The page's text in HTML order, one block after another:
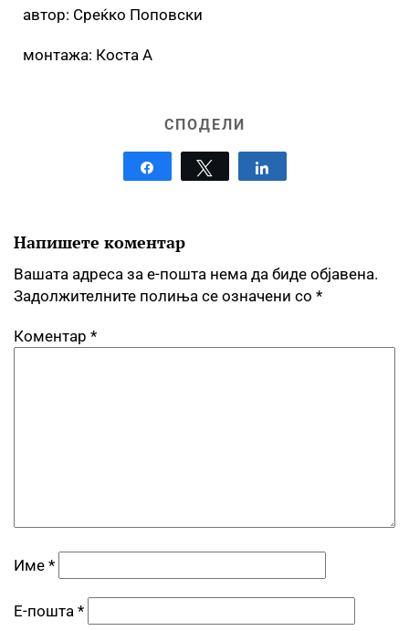
автор: Среќко Поповски
монтажа: Коста А
СПОДЕЛИ
Tweet
Напишете коментар
Вашата адреса за е-пошта нема да биде објавена.
Задолжителните полиња се означени со *
Коментар *
Име *
Е-пошта *